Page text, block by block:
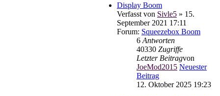
Display Boom
Verfasst von Sivle5 » 15.
September 2021 17:11
Forum: Squeezebox Boom
6 Antworten
40330 Zugriffe
Letzter Beitragvon
JoeMod2015 Neuester
Beitrag
12. Oktober 2025 19:23